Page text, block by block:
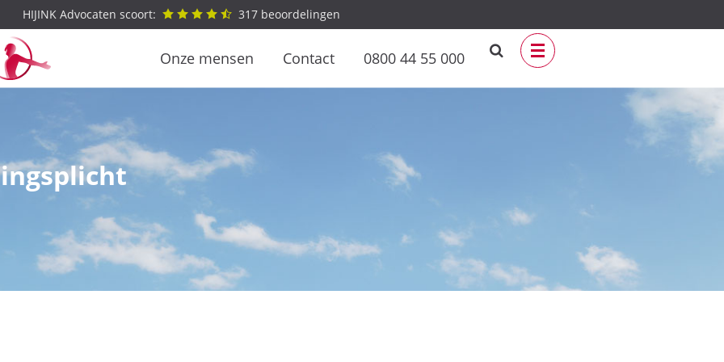
HIJINK Advocaten scoort: 317beoordelingen
Onze mensen Contact 0800 44 55 000